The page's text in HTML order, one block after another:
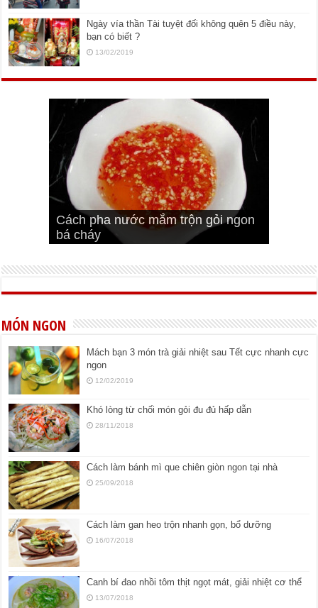
Ngày vía thần Tài tuyệt đối không quên 5 điều này,
bạn có biết ?
13/02/2019
Cách pha nước mắm trộn gỏi ngon
bá cháy
Bí quyết để chiên đậu hũ giòn ngon
Cách ướp sườn non nướng ngon
đúng vị
Cách ướp thịt heo chiên ngon mềm
Bật mí cách ướp sườn cơm tấm
ngon
MÓN NGON
Mách bạn 3 món trà giải nhiệt sau Tết cực nhanh cực
ngon
12/02/2019
Khó lòng từ chối món gỏi đu đủ hấp dẫn
28/11/2018
Cách làm bánh mì que chiên giòn ngon tại nhà
25/09/2018
Cách làm gan heo trộn nhanh gọn, bổ dưỡng
16/07/2018
Canh bí đao nhồi tôm thịt ngọt mát, giải nhiệt cơ thể
13/07/2018